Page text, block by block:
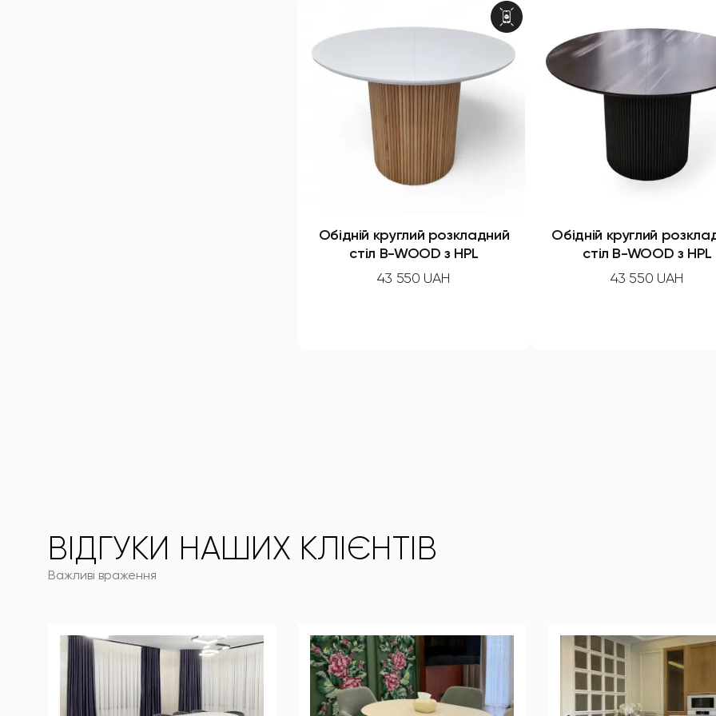
Обідній круглий розкладний
стіл B-WOOD з HPL
43 550 UAH
Обідній круглий
стіл B-WOOD з HPL
43 550 UAH
ВІДГУКИ НАШИХ КЛІЄНТІВ
Важливі враження